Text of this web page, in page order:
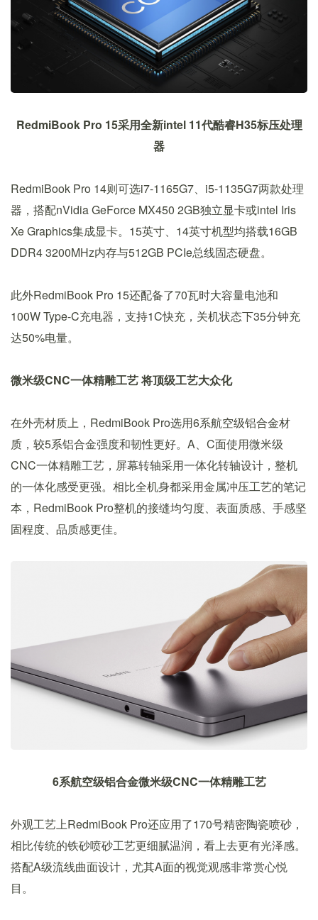
RedmiBook Pro 15采用全新intel 11代酷睿H35标压处理
器
RedmiBook Pro 14则可选i7-1165G7、i5-1135G7两款处理
器，搭配nVidia GeForce MX450 2GB独立显卡或intel Iris
Xe Graphics集成显卡。15英寸、14英寸机型均搭载16GB
DDR4 3200MHz内存与512GB PCIe总线固态硬盘。
此外RedmiBook Pro 15还配备了70瓦时大容量电池和
100W Type-C充电器，支持1C快充，关机状态下35分钟充
达50%电量。
微米级CNC一体精雕工艺 将顶级工艺大众化
在外壳材质上，RedmiBook Pro选用6系航空级铝合金材
质，较5系铝合金强度和韧性更好。A、C面使用微米级
CNC一体精雕工艺，屏幕转轴采用一体化转轴设计，整机
的一体化感受更强。相比全机身都采用金属冲压工艺的笔记
本，RedmiBook Pro整机的接缝均匀度、表面质感、手感坚
固程度、品质感更佳。
6系航空级铝合金微米级CNC一体精雕工艺
外观工艺上RedmiBook Pro还应用了170号精密陶瓷喷砂，
相比传统的铁砂喷砂工艺更细腻温润，看上去更有光泽感。
搭配A级流线曲面设计，尤其A面的视觉观感非常赏心悦
目。